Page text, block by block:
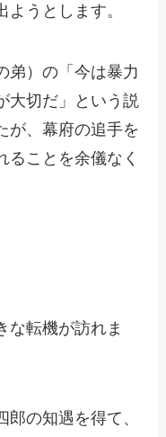
うとします。
弟）の「今は暴力
大切だ」という説
が、幕府の追手を
ることを余儀なく
な転機が訪れま
の知遇を得て、